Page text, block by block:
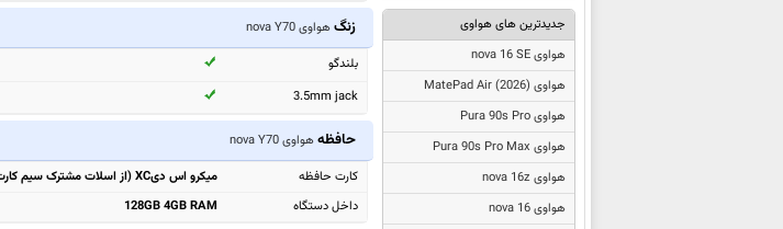
جدیدترین های هواوی
هواوی nova 16 SE
هواوی MatePad Air (2026)
هواوی Pura 90s Pro
هواوی Pura 90s Pro Max
هواوی nova 16z
هواوی nova 16
زنگهواوی nova Y70
بلندگو
3.5mm jack
حافظههواوی nova Y70
کارت حافظه
میکرو اس دیXC (از اسلات مشترک سیم کارت استفاده می کند)
داخل دستگاه
128GB 4GB RAM